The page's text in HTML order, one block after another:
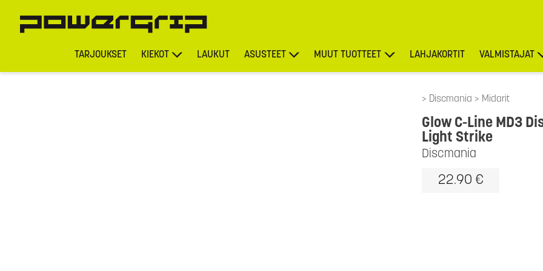
TARJOUKSET KIEKOT LAUKUT ASUSTEET MUUT TUOTTEET LAHJAKORTIT VALMISTAJAT
Discmania Midarit
Discmania
Glow C-Line MD3
Light Strike
22.90 €